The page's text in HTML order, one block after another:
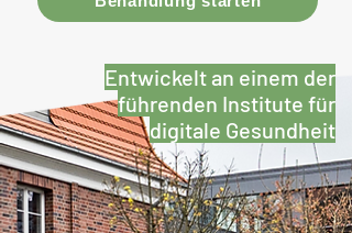
Entwickelt an einem der
führenden Institute für
digitale Gesundheit